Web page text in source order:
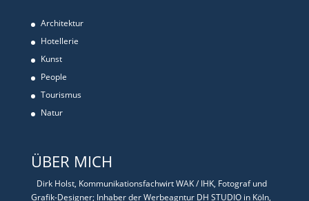
Architektur
Hotellerie
Kunst
People
Tourismus
Natur
ÜBER MICH
Dirk Holst, Kommunikationsfachwirt WAK / IHK, Fotograf und
Grafik-Designer; Inhaber der Werbeagntur DH STUDIO in Köln,